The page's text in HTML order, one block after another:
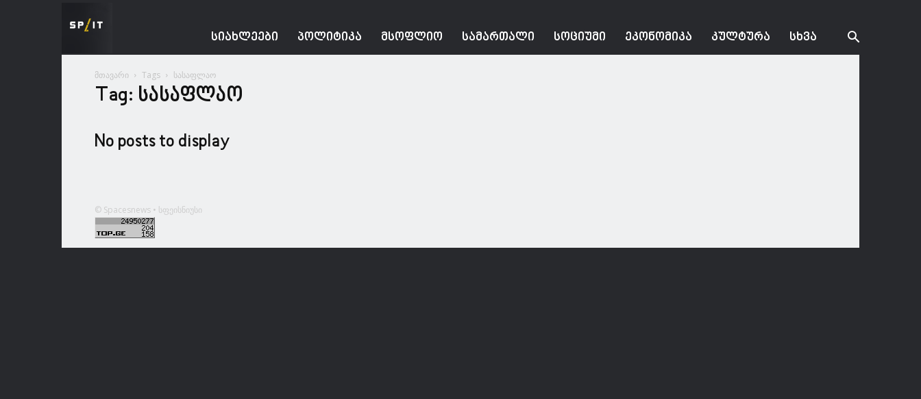
ᲡᲘᲐᲮᲚᲔᲔᲑᲘ ᲞᲝᲚᲘᲢᲘᲙᲐ ᲛᲡᲝᲤᲚᲘᲝ ᲡᲐᲛᲐᲠᲗᲐᲚᲘ ᲡᲝᲪᲘᲣᲛᲘ ᲔᲙᲝᲜᲝᲛᲘᲙᲐ ᲙᲣᲚᲢᲣᲠᲐ ᲡᲮᲕᲐ
მთავარი Tags სასაფლაო
Tag: სასაფლაო
No posts to display
© Spacesnews • სფეისნიუსი